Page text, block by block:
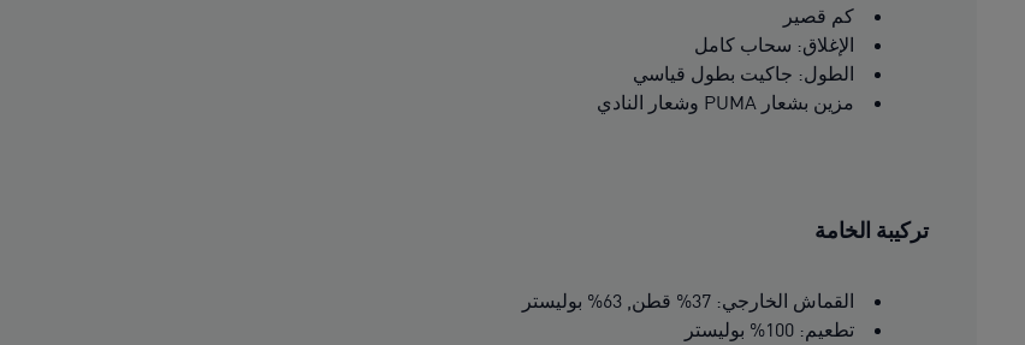
كم قصير
الإغلاق: سحاب كامل
الطول: جاكيت بطول قياسي
مزين بشعار PUMA وشعار النادي
تركيبة الخامة
القماش الخارجي: 37% قطن, 63% بوليستر
تطعيم: 100% بوليستر